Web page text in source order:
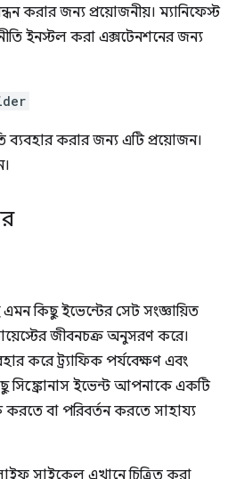
করার জন্য প্রয়োজনীয়। ম্যানিফেস্ট
ইনস্টল করা এক্সটেনশনের জন্য
ব্যবহার করার জন্য এটি প্রয়োজন।
কিছু ইভেন্টের সেট সংজ্ঞায়িত
জীবনচক্র অনুসরণ করে।
করে ট্র্যাফিক পর্যবেক্ষণ এবং
সিঙ্ক্রোনাস ইভেন্ট আপনাকে একটি
বা পরিবর্তন করতে সাহায্য
সাইকেল এখানে চিত্রিত করা